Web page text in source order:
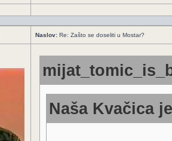
Naslov: Re: Zašto se doseliti u Mostar?
Naša Kvačica